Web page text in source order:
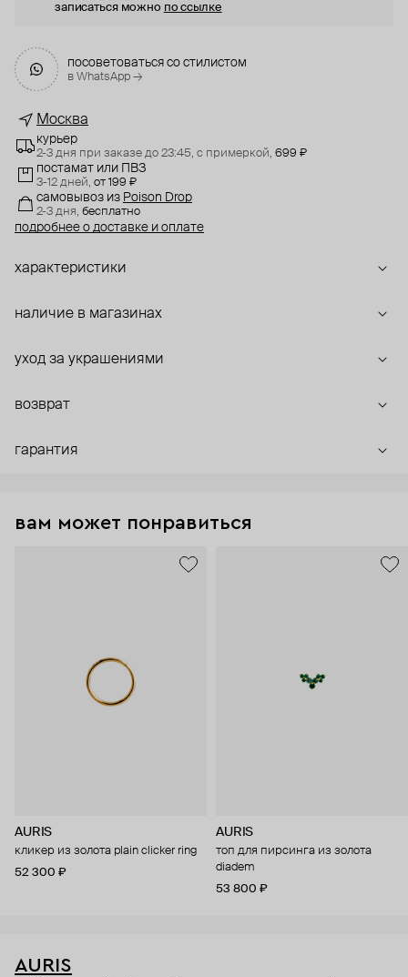
записаться можно по ссылке
посоветоваться со стилистом
в WhatsApp →
Москва
курьер
2-3 дня при заказе до 23:45, с примеркой, 699 ₽
постамат или ПВЗ
3-12 дней, от 199 ₽
самовывоз из Poison Drop
2-3 дня, бесплатно
подробнее о доставке и оплате
характеристики
наличие в магазинах
уход за украшениями
возврат
гарантия
вам может понравиться
AURIS
кликер из золота plain clicker ring
52 300 ₽
AURIS
топ для пирсинга из золота
diadem
53 800 ₽
AURIS